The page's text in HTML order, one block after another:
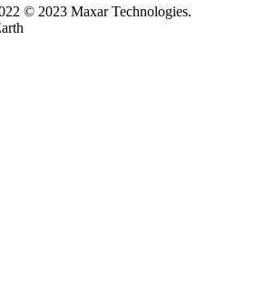
© 2023 Maxar Technologies.